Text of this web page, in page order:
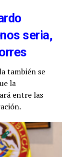
seria,
también se
la
entre las